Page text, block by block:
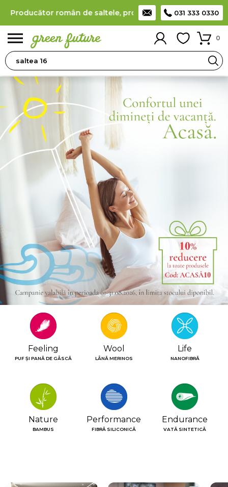
Producător român de saltele, protecții saltea, perne, pilote
031 333 0330
0
Feeling
PUF ȘI PANĂ DE GÂSCĂ
Wool
LÂNĂ MERINOS
Life
NANOFIBRĂ
Nature
BAMBUS
Performance
FIBRĂ SILICONICĂ
Endurance
VATĂ SINTETICĂ